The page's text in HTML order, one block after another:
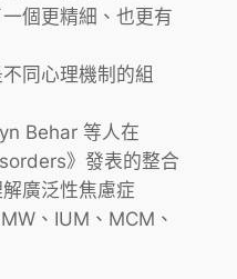
個更精細、也更有
同心理機制的組
Behar 等人在
》發表的整合
廣泛性焦慮症
、IUM、MCM、